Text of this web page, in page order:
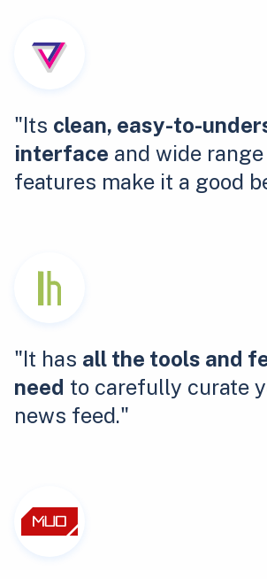
"Its clean, easy-to-
interface and wide
features make it a good
"It has all the tools and
need to carefully curate
news feed."